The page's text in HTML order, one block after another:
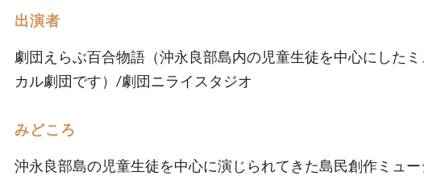
出演者
劇団えらぶ百合物語（沖永良部島内の児童生徒を中心にしたミ
カル劇団です）/劇団ニライスタジオ
みどころ
沖永良部島の児童生徒を中心に演じられてきた島民創作ミュ